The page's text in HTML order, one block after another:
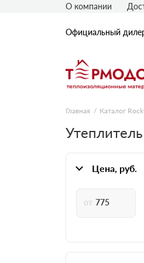
Официальный
О компании
Главная Каталог
Цена, руб.